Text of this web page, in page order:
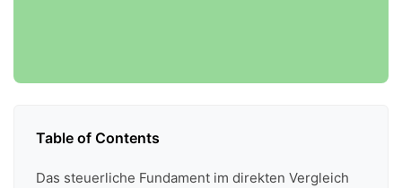
Table of Contents
Das steuerliche Fundament im direkten Vergleich